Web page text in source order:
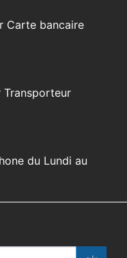
Carte bancaire
Transporteur
du Lundi au